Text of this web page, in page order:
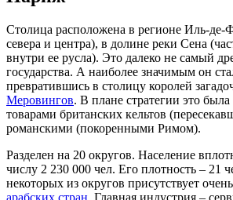
Столица расположена в регионе Иль-де-
севера и центра), в долине реки Сена
внутри ее русла). Это далеко не самый
государства. А наиболее значимым он
превратившись в столицу королей
Меровингов. В плане стратегии это
товарами британских кельтов
романскими (покоренными Римом).
Разделен на 20 округов. Население
числу 2 230 000 чел. Его плотность – 21
некоторых из округов присутствует
арабских стран. Главная индустрия –